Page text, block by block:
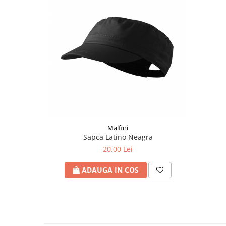
Malfini
Sapca Latino Neagra
20,00 Lei
ADAUGA IN COS